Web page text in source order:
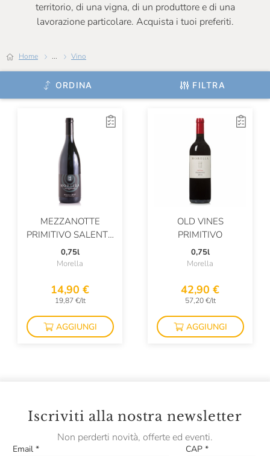
territorio, di una vigna, di un produttore e di una
lavorazione particolare. Acquista i tuoi preferiti.
Home ... Vino
ORDINA FILTRA
Certosa Di Belriguardo
Chateau Musar
Chiarli
Claudio Cipressi
Clerico
Cleto Chiarli
ColleMassari
Colombaio Di Cencio
Colterenzio
Contini
Cotar
MEZZANOTTE
PRIMITIVO SALENTO
IGT
0,75l
Morella
14,90 €
19,87 €/lt
AGGIUNGI
OLD VINES
PRIMITIVO
0,75l
Morella
42,90 €
57,20 €/lt
AGGIUNGI
Iscriviti alla nostra newsletter
Non perderti novità, offerte ed eventi.
Email * CAP *